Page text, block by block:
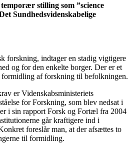
stilling som ”science
Sundhedsvidenskabelige
forskning, indtager en stadig vigtigere
og for den enkelte borger. Der er et
formidling af forskning til befolkningen.
er Videnskabsministeriets
for Forskning, som blev nedsat i
i sin rapport Forsk og Fortæl fra 2004
går kraftigere ind i
foreslår man, at der afsættes to
til formidling.